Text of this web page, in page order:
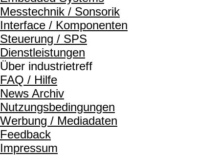
Messtechnik / Sonsorik
Interface / Komponenten
Steuerung / SPS
Dienstleistungen
Über industrietreff
FAQ / Hilfe
News Archiv
Nutzungsbedingungen
Werbung / Mediadaten
Feedback
Impressum